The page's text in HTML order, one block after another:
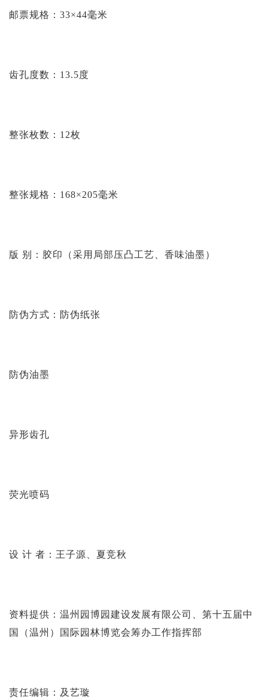
邮票规格：33×44毫米
齿孔度数：13.5度
整张枚数：12枚
整张规格：168×205毫米
版 别：胶印（采用局部压凸工艺、香味油墨）
防伪方式：防伪纸张
防伪油墨
异形齿孔
荧光喷码
设 计 者：王子源、夏竞秋
资料提供：温州园博园建设发展有限公司、第十五届中
国（温州）国际园林博览会筹办工作指挥部
责任编辑：及艺璇